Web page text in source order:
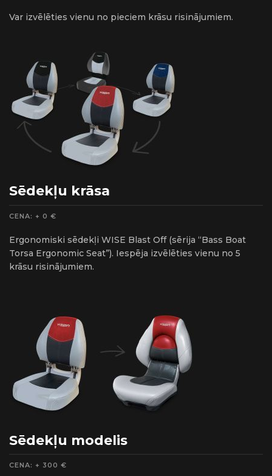
Var izvēlēties vienu no pieciem krāsu risinājumiem.
Sēdekļu krāsa
CENA: + 0 €
Ergonomiski sēdekļi WISE Blast Off (sērija “Bass Boat
Torsa Ergonomic Seat”). Iespēja izvēlēties vienu no 5
krāsu risinājumiem.
Sēdekļu modelis
CENA: + 300 €